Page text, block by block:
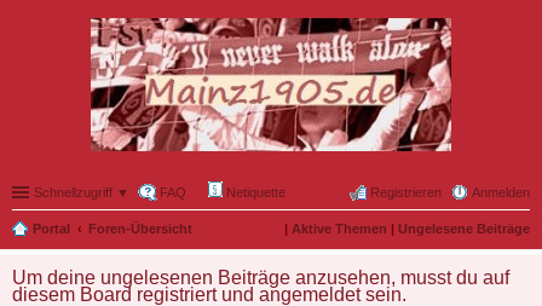
Schnellzugriff ▼ FAQ Netiquette Anmelden
Registrieren
Portal Foren-Übersicht | Aktive Themen | Ungelesene Beiträge
Um deine ungelesenen Beiträge anzusehen, musst du auf
diesem Board registriert und angemeldet sein.